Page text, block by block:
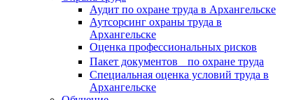
Аудит по охране труда в Архангельске
Аутсорсинг охраны труда в
Архангельске
Оценка профессиональных рисков
Пакет документов по охране труда
Специальная оценка условий труда в
Архангельске